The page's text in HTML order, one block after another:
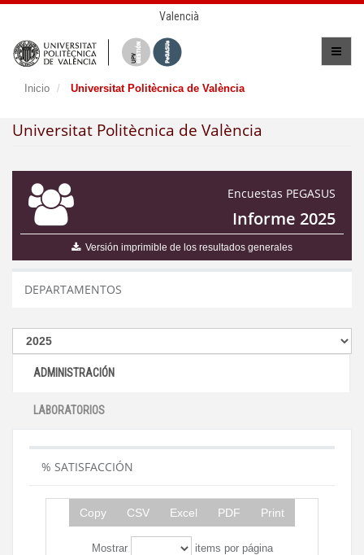
Valencià
Inicio Universitat Politècnica de València
Universitat Politècnica de València
Encuestas PEGASUS
Informe 2025
Versión imprimible de los resultados generales
DEPARTAMENTOS
ADMINISTRACIÓN
LABORATORIOS
% SATISFACCIÓN
Copy CSV Excel PDF Print
Mostrar items por página